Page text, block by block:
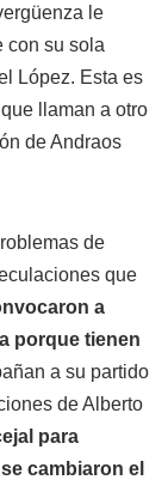
le
con su sola
López. Esta es
llaman a otro
de Andraos
de
que
a
porque tienen
a su partido
de Alberto
para
cambiaron el